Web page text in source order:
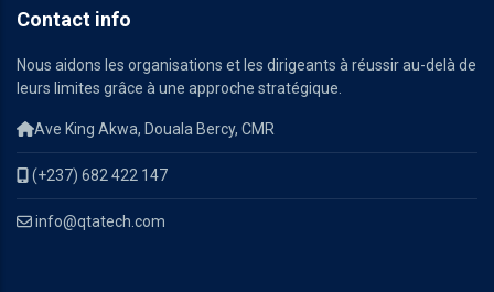
Contact info
Nous aidons les organisations et les dirigeants à réussir au-delà de
leurs limites grâce à une approche stratégique.
Ave King Akwa, Douala Bercy, CMR
(+237) 682 422 147
info@qtatech.com